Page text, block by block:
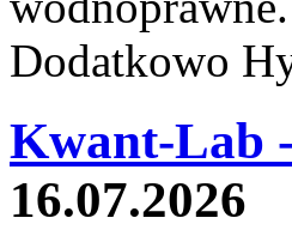
Dodatkowo
Kwant-Lab
16.07.2026